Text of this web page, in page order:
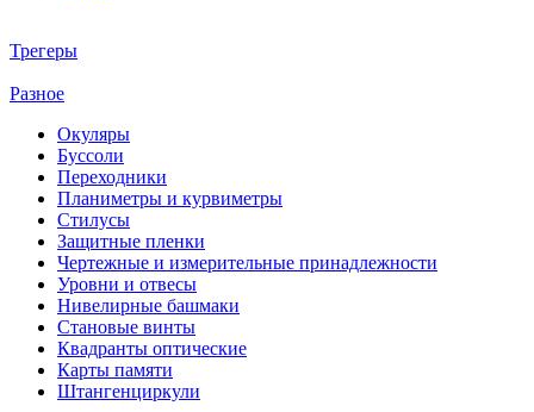
Трегеры
Разное
Окуляры
Буссоли
Переходники
Планиметры и курвиметры
Стилусы
Защитные пленки
Чертежные и измерительные принадлежности
Уровни и отвесы
Нивелирные башмаки
Становые винты
Квадранты оптические
Карты памяти
Штангенциркули